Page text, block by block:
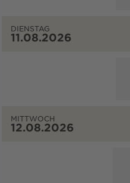
DIENSTAG
11.08.2026
MITTWOCH
12.08.2026